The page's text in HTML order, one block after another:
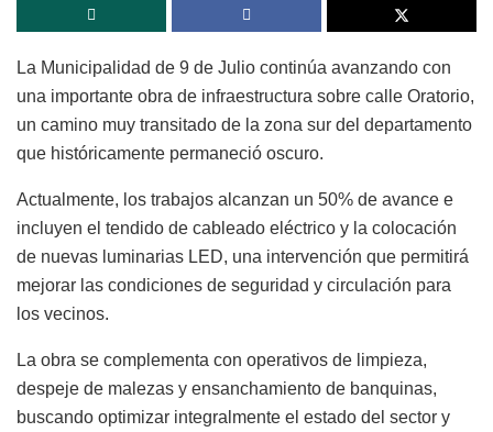
La Municipalidad de 9 de Julio continúa avanzando con
una importante obra de infraestructura sobre calle Oratorio,
un camino muy transitado de la zona sur del departamento
que históricamente permaneció oscuro.
Actualmente, los trabajos alcanzan un 50% de avance e
incluyen el tendido de cableado eléctrico y la colocación
de nuevas luminarias LED, una intervención que permitirá
mejorar las condiciones de seguridad y circulación para
los vecinos.
La obra se complementa con operativos de limpieza,
despeje de malezas y ensanchamiento de banquinas,
buscando optimizar integralmente el estado del sector y